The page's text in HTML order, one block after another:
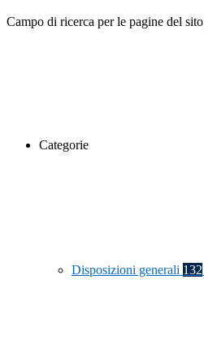
Campo di ricerca per le pagine del sito
Categorie
Disposizioni generali 132